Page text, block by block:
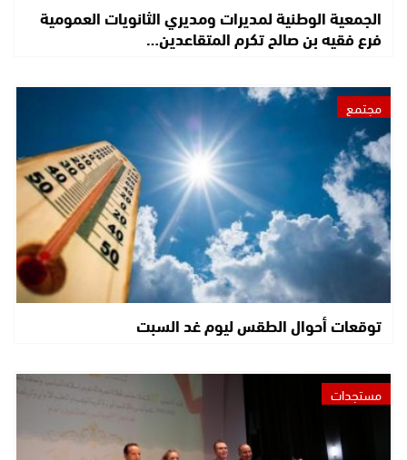
الجمعية الوطنية لمديرات ومديري الثانويات العمومية
فرع فقيه بن صالح تكرم المتقاعدين…
مجتمع
توقعات أحوال الطقس ليوم غد السبت
مستجدات